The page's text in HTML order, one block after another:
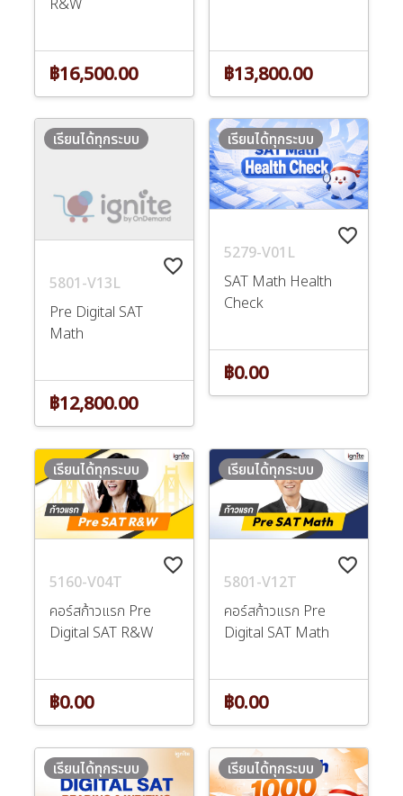
฿16,500.00 ฿13,800.00
favorite_border
5801-V13L
Pre Digital SAT
Math
เรียนได้ทุกระบบ
฿12,800.00
favorite_border
5279-V01L
SAT Math Health
Check
เรียนได้ทุกระบบ
฿0.00
favorite_border
5160-V04T
คอร์สก้าวแรก Pre
Digital SAT R&W
เรียนได้ทุกระบบ
฿0.00
favorite_border
5801-V12T
คอร์สก้าวแรก Pre
Digital SAT Math
เรียนได้ทุกระบบ
฿0.00
เรียนได้ทุกระบบ เรียนได้ทุกระบบ